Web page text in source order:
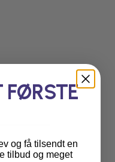
FØRSTE
og få tilsendt en
tilbud og meget